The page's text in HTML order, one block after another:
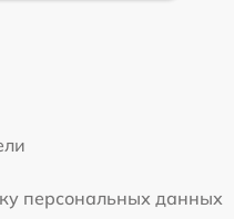
персональных данных